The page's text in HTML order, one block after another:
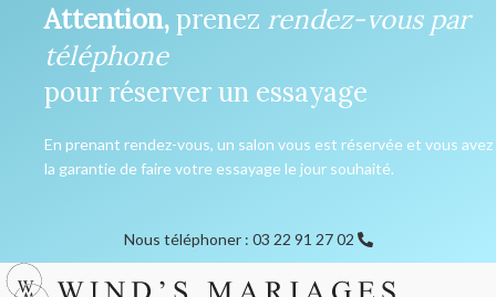
Attention,prenez rendez-vous par
téléphone
pour réserver un essayage
En prenant rendez-vous, un salon vous est réservée et vous avez
la garantie de faire votre essayage le jour souhaité.
Nous téléphoner : 03 22 91 27 02